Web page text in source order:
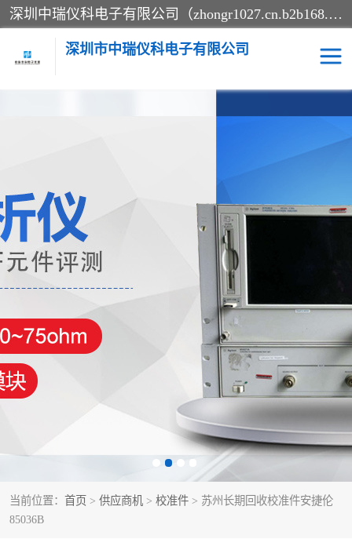
深圳中瑞仪科电子有限公司（zhongr1027.cn.b2b168.com）主要从事回收二手仪器，工厂仪器，回收示波器，KeysightE4980A，FLUKE754，MT8852B，IFR3920，Agilent N4010A，MT8852B等业务，全国统一热线：13570873835。深圳中瑞仪科电子有限公司整批或单出，专业评估高价回收工厂闲置仪器。
深圳市中瑞仪科电子有限公司
当前位置： 首页 > 供应商机 > 校准件 > 苏州长期回收校准件安捷伦
85036B
电阻-功率计 频谱分析仪
万用表 综合测试仪
蓝牙测试仪 网络分析仪
过程校验仪 电桥测试仪
泰克示波器 电池测试仪
函数信号发生器
校准件
阻抗分析仪
音频分析仪